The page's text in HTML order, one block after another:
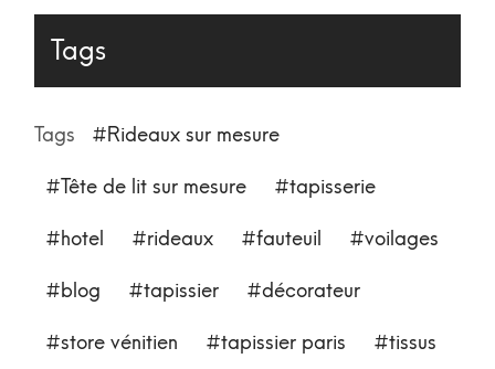
Tags
Tags Rideaux sur mesure
Tête de lit sur mesure tapisserie
hotel rideaux fauteuil voilages
blog tapissier décorateur
store vénitien tapissier paris tissus